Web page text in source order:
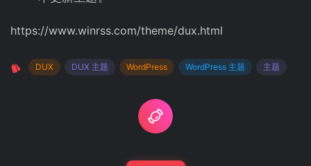
https://www.winrss.com/theme/dux.html
DUX DUX 主题 WordPress WordPress 主题 主题